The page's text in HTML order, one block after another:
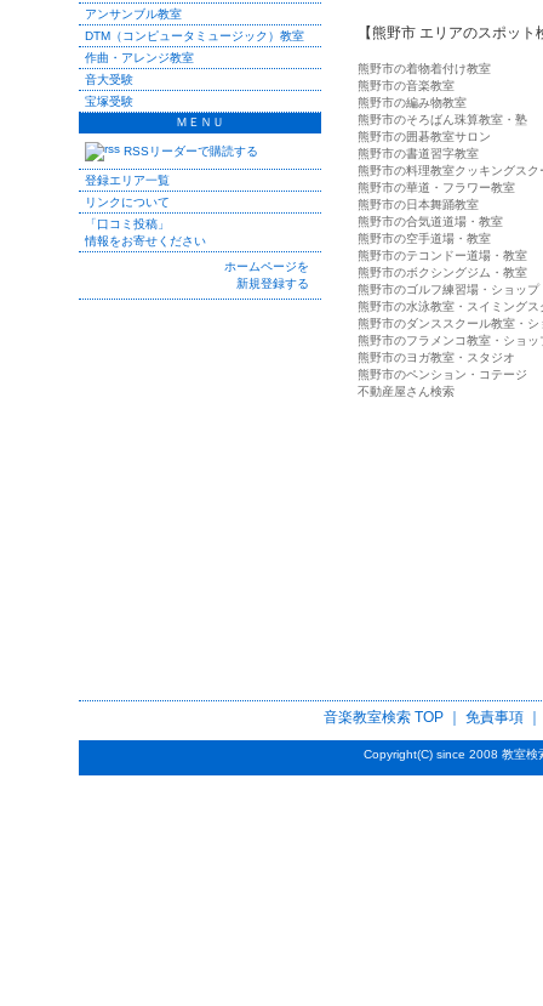
【熊野市 エリアのスポット
熊野市の着物着付け教室
熊野市の音楽教室
熊野市の編み物教室
熊野市のそろばん珠算教室・塾
熊野市の囲碁教室サロン
熊野市の書道習字教室
熊野市の料理教室クッキングスク
熊野市の華道・フラワー教室
熊野市の日本舞踊教室
熊野市の合気道道場・教室
熊野市の空手道場・教室
熊野市のテコンドー道場・教室
熊野市のボクシングジム・教室
熊野市のゴルフ練習場・ショップ
熊野市の水泳教室・スイミングス
熊野市のダンススクール教室・シ
熊野市のフラメンコ教室・ショッ
熊野市のヨガ教室・スタジオ
熊野市のペンション・コテージ
不動産屋さん検索
アンサンブル教室
DTM（コンピュータミュージック）教室
作曲・アレンジ教室
音大受験
宝塚受験
ＭＥＮＵ
RSSリーダーで購読する
登録エリア一覧
リンクについて
「口コミ投稿」
情報をお寄せください
ホームページを
新規登録する
音楽教室検索TOP ｜ 免責事項
Copyright(C) since 2008 教室検